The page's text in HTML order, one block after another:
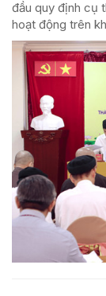
đầu quy định cụ
hoạt động trên